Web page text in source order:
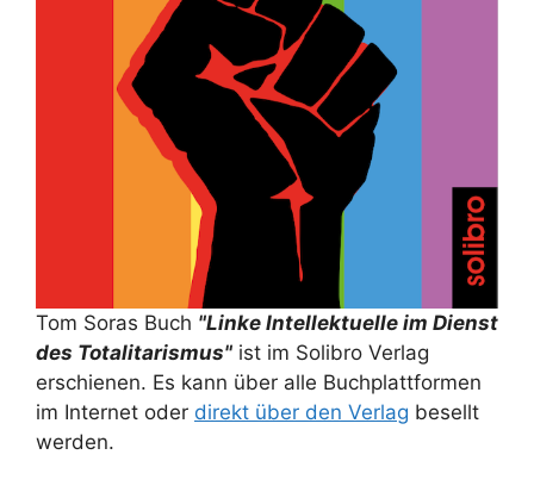
Tom Soras Buch "Linke Intellektuelle im Dienst
des Totalitarismus" ist im Solibro Verlag
erschienen. Es kann über alle Buchplattformen
im Internet oder direkt über den Verlag besellt
werden.